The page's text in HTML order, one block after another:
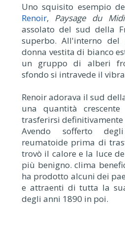
Uno squisito esempio
Renoir, Paysage du Midi
assolato del sud della
superbo. All'interno del
donna vestita di bianco
un gruppo di alberi
sfondo si intravede il
Renoir adorava il sud
una quantità
trasferirsi definitivamente
Avendo sofferto
reumatoide prima di
trovò il calore e la luce
più benigno. clima
ha prodotto alcuni dei
e attraenti di tutta la
degli anni 1890 in poi.